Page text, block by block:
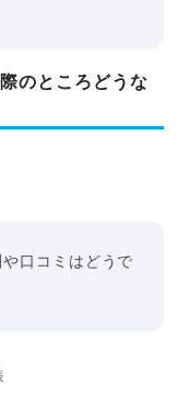
のところどうな
口コミはどうで